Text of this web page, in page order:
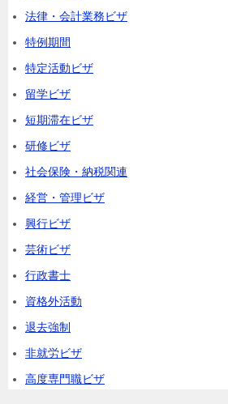
法律・会計業務ビザ
特例期間
特定活動ビザ
留学ビザ
短期滞在ビザ
研修ビザ
社会保険・納税関連
経営・管理ビザ
興行ビザ
芸術ビザ
行政書士
資格外活動
退去強制
非就労ビザ
高度専門職ビザ